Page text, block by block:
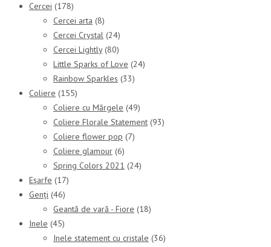
Cercei (178)
Cercei arta (8)
Cercei Crystal (24)
Cercei Lightly (80)
Little Sparks of Love (24)
Rainbow Sparkles (33)
Coliere (155)
Coliere cu Mărgele (49)
Coliere Florale Statement (93)
Coliere flower pop (7)
Coliere glamour (6)
Spring Colors 2021 (24)
Eșarfe (17)
Genți (46)
Geantă de vară - Fiore (18)
Inele (45)
Inele statement cu cristale (36)